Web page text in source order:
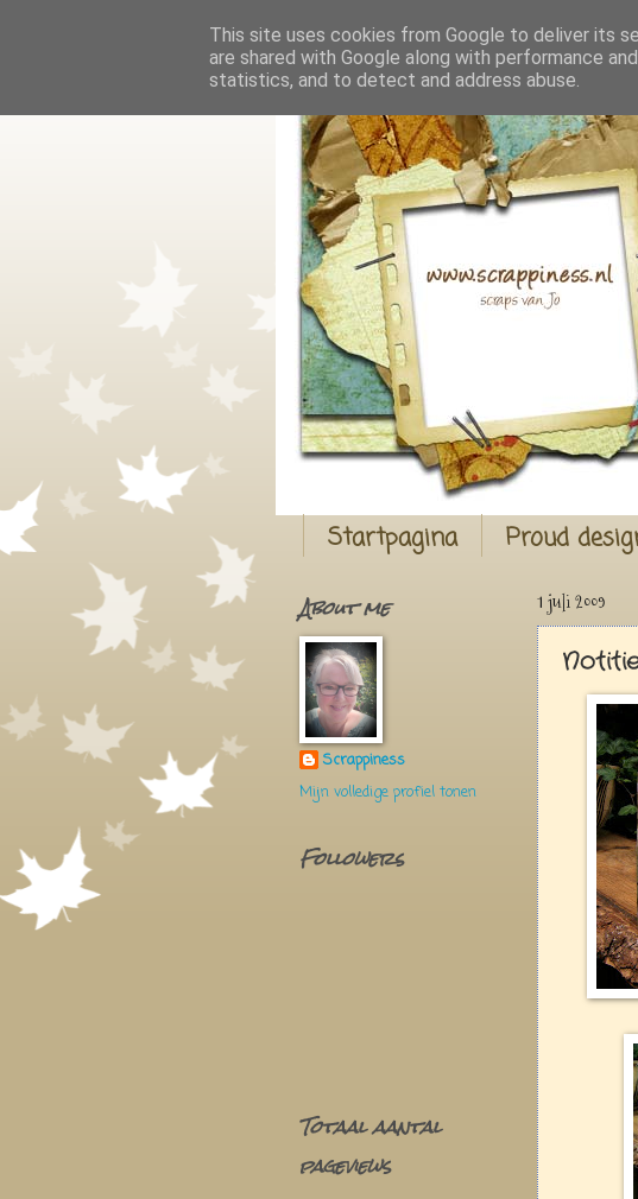
Startpagina Proud
1 juli 2009
About me
Scrappiness
Mijn volledige profiel tonen
Followers
Totaal aantal
pageviews
This site uses cookies from Google to deliver its
are shared with Google along with performance
statistics, and to detect and address abuse.